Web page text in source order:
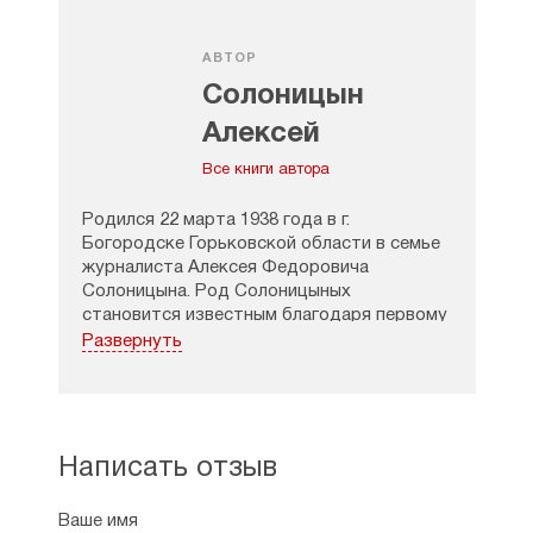
АВТОР
Солоницын
Алексей
Все книги автора
Родился 22 марта 1938 года в г.
Богородске Горьковской области в семье
журналиста Алексея Федоровича
Солоницына. Род Солоницыных
становится известным благодаря первому
крестьянину, получившему образование,
века (упоминается в «Истории Государства
Отец будущего писателя работает
Развернуть
Написать отзыв
Ваше имя